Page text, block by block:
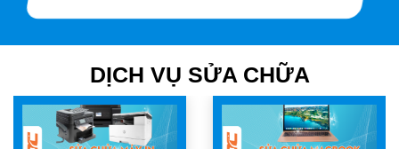
DỊCH VỤ SỬA CHỮA